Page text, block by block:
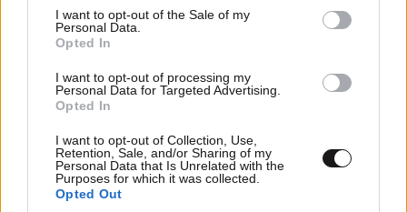
consent section.
I want to opt-out of the Sale of my
Personal Data.
Opted In
I want to opt-out of processing my
Personal Data for Targeted Advertising.
Opted In
I want to opt-out of Collection, Use,
Retention, Sale, and/or Sharing of my
Personal Data that Is Unrelated with the
Purposes for which it was collected.
Opted Out
TRENDING